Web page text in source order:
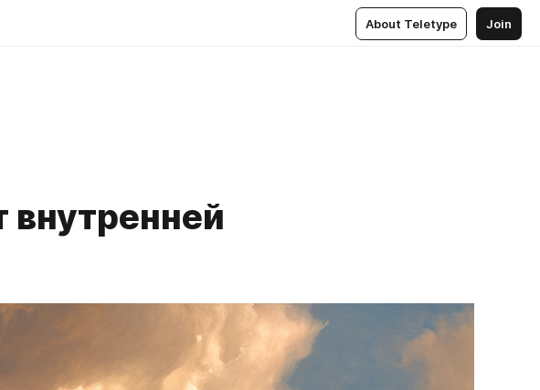
About Teletype Join
внутренней